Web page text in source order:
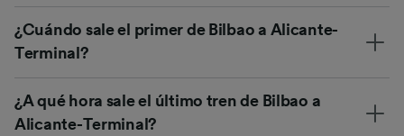
¿Cuándo sale el primer de Bilbao a Alicante-
Terminal?
¿A qué hora sale el último tren de Bilbao a
Alicante-Terminal?